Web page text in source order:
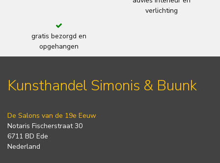
verlichting
gratis bezorgd en
opgehangen
Kunsthandel Simonis & Buunk
De Salons van de 19e Eeuw
Notaris Fischerstraat 30
6711 BD Ede
Nederland